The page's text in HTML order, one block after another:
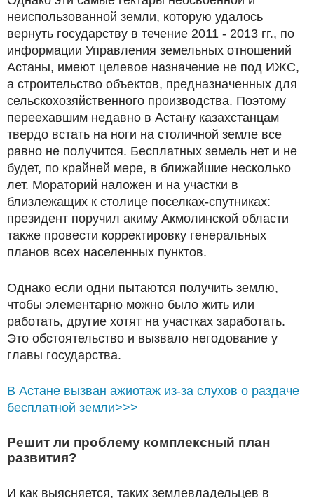
неиспользованной земли, которую удалось
вернуть государству в течение 2011 ‑ 2013 гг., по
информации Управления земельных отношений
Астаны, имеют целевое назначение не под ИЖС,
а строительство объектов, предназначенных для
сельскохозяйственного производства. Поэтому
переехавшим недавно в Астану казахстанцам
твердо встать на ноги на столичной земле все
равно не получится. Бесплатных земель нет и не
будет, по крайней мере, в ближайшие несколько
лет. Мораторий наложен и на участки в
близлежащих к столице поселках-спутниках:
президент поручил акиму Акмолинской области
также провести корректировку генеральных
планов всех населенных пунктов.
Однако если одни пытаются получить землю,
чтобы элементарно можно было жить или
работать, другие хотят на участках заработать.
Это обстоятельство и вызвало негодование у
главы государства.
В Астане вызван ажиотаж из-за слухов о раздаче
бесплатной земли>>>
Решит ли проблему комплексный план
развития?
И как выясняется, таких землевладельцев в